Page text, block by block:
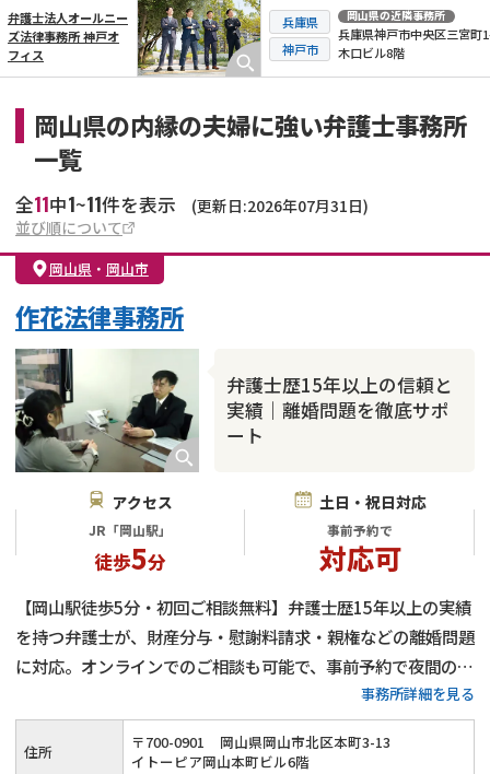
弁護士法人オールニー
ズ法律事務所 神戸オ
フィス
兵庫県
神戸市
岡山県の近隣事務所
兵庫県神戸市中央区三宮町
木口ビル8階
岡山県の内縁の夫婦に強い弁護士事務所
一覧
全11中1~11件を表示
(更新日:2026年07月31日)
並び順について
岡山県 ・ 岡山市
弁護士歴15年以上の信頼と
実績｜離婚問題を徹底サポ
ート
作花法律事務所
アクセス
JR「岡山駅」
徒歩5分
土日・祝日対応
事前予約で
対応可
【岡山駅徒歩5分・初回ご相談無料】弁護士歴15年以上の実績
を持つ弁護士が、財産分与・慰謝料請求・親権などの離婚問題
に対応。オンラインでのご相談も可能で、事前予約で夜間のご
相談も可能です。話合いで解決できない離婚問題は弁護士にお
任せください。
事務所詳細を見る
住所 〒700-0901
岡山県岡山市北区本町3-13
イトーピア岡山本町ビル6階